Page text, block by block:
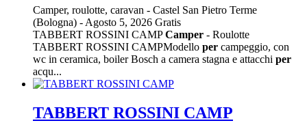
Camper, roulotte, caravan - Castel San Pietro Terme
(Bologna) - Agosto 5, 2026 Gratis
TABBERT ROSSINI CAMPCamper - Roulotte
TABBERT ROSSINI CAMPModello per campeggio, con
wc in ceramica, boiler Bosch a camera stagna e attacchi per
acqu...
TABBERT ROSSINI CAMP